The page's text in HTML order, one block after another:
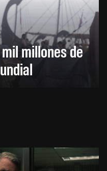
millones de